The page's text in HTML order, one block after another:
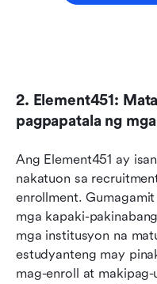
2. Element451:
pagpapatala ng
Ang Element451 ay
nakatuon sa
enrollment.
mga kapaki-
mga institusyon na
estudyanteng may
mag-enroll at